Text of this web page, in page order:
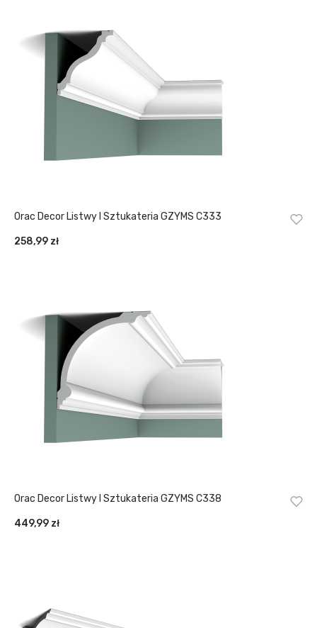
Orac Decor Listwy I Sztukateria GZYMS C333
258,99 zł
Orac Decor Listwy I Sztukateria GZYMS C338
449,99 zł